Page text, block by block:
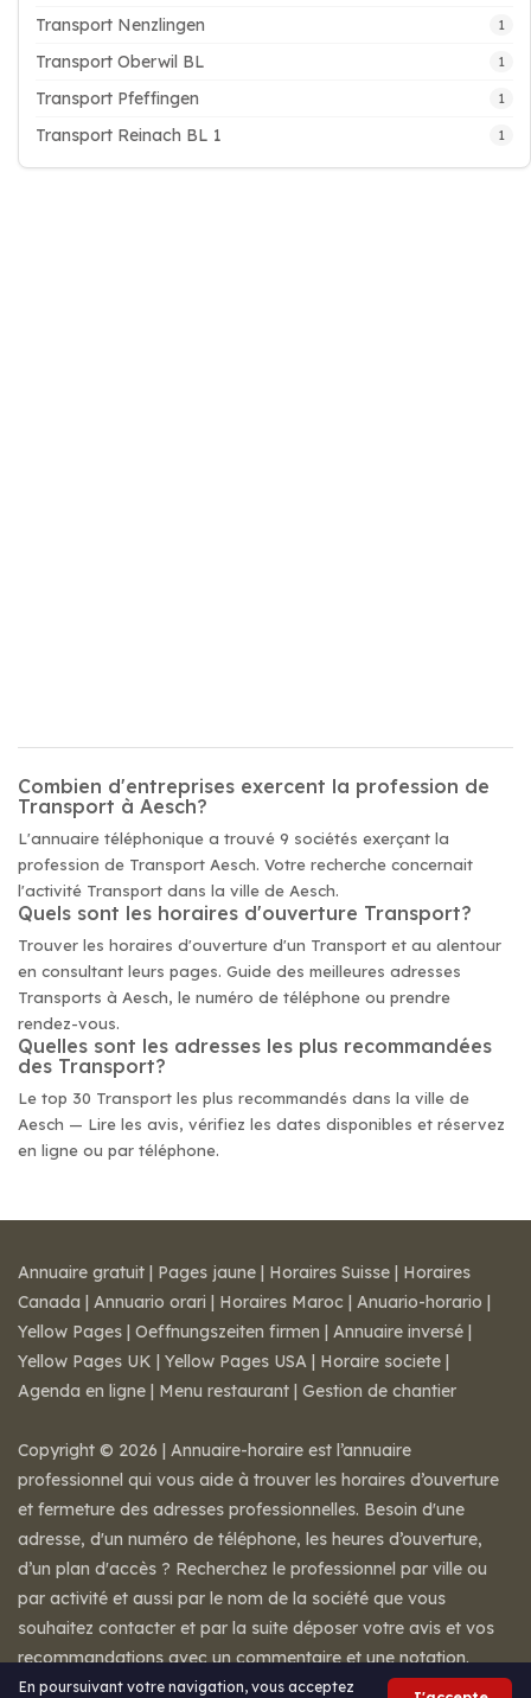
Transport Nenzlingen 1
Transport Oberwil BL 1
Transport Pfeffingen 1
Transport Reinach BL 1 1
Combien d'entreprises exercent la profession de
Transport à Aesch?
L'annuaire téléphonique a trouvé 9 sociétés exerçant la
profession de Transport Aesch. Votre recherche concernait
l'activité Transport dans la ville de Aesch.
Quels sont les horaires d'ouverture Transport?
Trouver les horaires d'ouverture d'un Transport et au alentour
en consultant leurs pages. Guide des meilleures adresses
Transports à Aesch, le numéro de téléphone ou prendre
rendez-vous.
Quelles sont les adresses les plus recommandées
des Transport?
Le top 30 Transport les plus recommandés dans la ville de
Aesch — Lire les avis, vérifiez les dates disponibles et réservez
en ligne ou par téléphone.
En poursuivant votre navigation, vous acceptez
Annuaire gratuit | Pages jaune | Horaires Suisse | Horaires
Canada | Annuario orari | Horaires Maroc | Anuario-horario |
Yellow Pages | Oeffnungszeiten firmen | Annuaire inversé |
Yellow Pages UK | Yellow Pages USA | Horaire societe |
Agenda en ligne | Menu restaurant | Gestion de chantier
Copyright © 2026 | Annuaire-horaire est l’annuaire
professionnel qui vous aide à trouver les horaires d’ouverture
et fermeture des adresses professionnelles. Besoin d'une
adresse, d'un numéro de téléphone, les heures d’ouverture,
d’un plan d'accès ? Recherchez le professionnel par ville ou
par activité et aussi par le nom de la société que vous
souhaitez contacter et par la suite déposer votre avis et vos
recommandations avec un commentaire et une notation.
Mentions légales-Conditions de ventes-Contact